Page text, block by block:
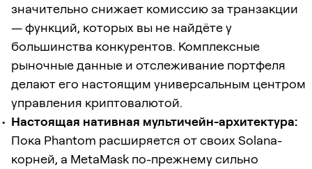
значительно снижает комиссию за транзакции
— функций, которых вы не найдёте у
большинства конкурентов. Комплексные
рыночные данные и отслеживание портфеля
делают его настоящим универсальным центром
управления криптовалютой.
Настоящая нативная мультичейн-архитектура:
Пока Phantom расширяется от своих Solana-
корней, а MetaMask по-прежнему сильно